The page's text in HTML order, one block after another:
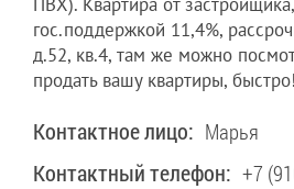
гос.поддержкой 11,4%,
д.52, кв.4, там же можно
продать вашу квартиры, быстро!
Контактное лицо: Марья
Контактный телефон: +7